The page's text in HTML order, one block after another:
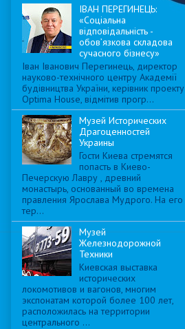
ІВАН ПЕРЕГИНЕЦЬ:
«Соціальна
відповідальність -
обов’язкова складова
сучасного бізнесу»
Іван Іванович Перегинець, директор
науково-технічного центру Академії
будівництва України, керівник проекту
Optima House, відмітив прогр...
Музей Исторических
Драгоценностей
Украины
Гости Киева стремятся
попасть в Киево-
Печерскую Лавру , древний
монастырь, основанный во времена
правления Ярослава Мудрого. На его
тер...
Музей
Железнодорожной
Техники
Киевская выставка
исторических
локомотивов и вагонов, многим
экспонатам которой более 100 лет,
расположилась на территории
центрального ...